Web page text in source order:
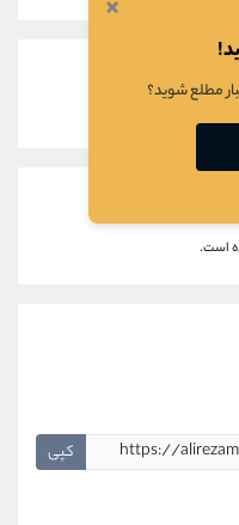
است.
کپی
مطلع شوید؟